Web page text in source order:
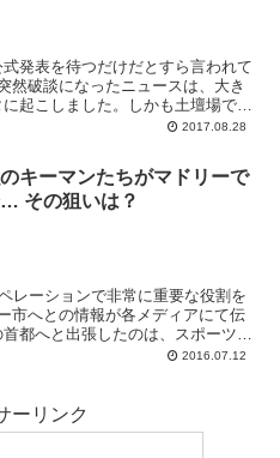
発表を待つだけだとすら言われて
然破談になったニュースは、大き
起こしました。しかも土壇場で獲
2017.08.28
キーマンたちがマドリーで
その狙いは？
レーションで非常に重要な役割を
市へとの情報が各メディアにて伝
都へと出張したのは、スポーツデ
デス、プロスポーツ部門責任者の
リー市へと向かった、しかも交渉
新たな補強選手が明らかになる、
2016.07.12
ーリンク